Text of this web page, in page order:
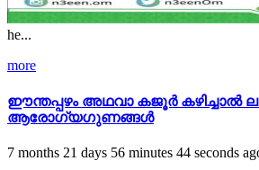
he...
more
ഈന്തപ്പഴം അഥവാ കജൂര്‍ കഴിച്ചാല്‍
ആരോഗ്യഗുണങ്ങൾ
7 months 21 days 56 minutes 44 seconds